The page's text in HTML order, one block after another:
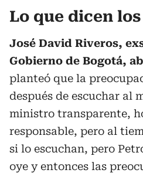
Lo que dicen
José David Riveros,
Gobierno de Bogotá,
planteó que la
después de escuchar al
ministro transparente,
responsable, pero al
si lo escuchan, pero
oye y entonces las